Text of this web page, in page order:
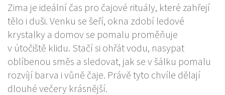
Zima je ideální čas pro čajové rituály, které zahřejí
tělo i duši. Venku se šeří, okna zdobí ledové
krystalky a domov se pomalu proměňuje
v útočiště klidu. Stačí si ohřát vodu, nasypat
oblíbenou směs a sledovat, jak se v šálku pomalu
rozvíjí barva i vůně čaje. Právě tyto chvíle dělají
dlouhé večery krásnější.